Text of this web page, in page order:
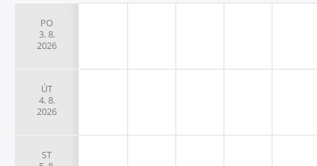
PO
3. 8.
2026
ÚT
4. 8.
2026
ST